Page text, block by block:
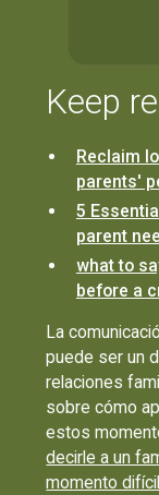
Keep
Reclaim
parents'
5
parent
what to
before a
La
puede ser un
relaciones
sobre cómo
estos
decirle a un
momento